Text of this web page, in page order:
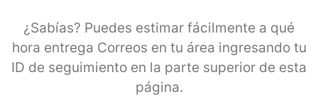
¿Sabías? Puedes estimar fácilmente a qué
hora entrega Correos en tu área ingresando tu
ID de seguimiento en la parte superior de esta
página.